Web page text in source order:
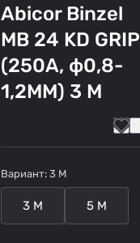
Abicor Binzel
MB 24 KD GRIP
(250А, ф0,8-
1,2ММ) 3 М
Вариант: 3 М
3 М 5 М